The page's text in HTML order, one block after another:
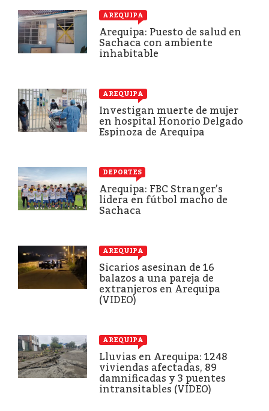
AREQUIPA
Arequipa: Puesto de salud en
Sachaca con ambiente
inhabitable
AREQUIPA
Investigan muerte de mujer
en hospital Honorio Delgado
Espinoza de Arequipa
DEPORTES
Arequipa: FBC Stranger’s
lidera en fútbol macho de
Sachaca
AREQUIPA
Sicarios asesinan de 16
balazos a una pareja de
extranjeros en Arequipa
(VIDEO)
AREQUIPA
Lluvias en Arequipa: 1248
viviendas afectadas, 89
damnificadas y 3 puentes
intransitables (VIDEO)